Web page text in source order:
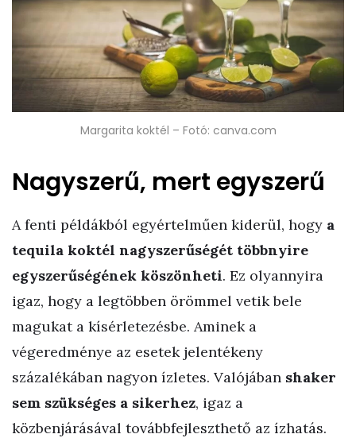
Margarita koktél – Fotó: canva.com
Nagyszerű, mert egyszerű
A fenti példákból egyértelműen kiderül, hogy a
tequila koktél nagyszerűségét többnyire
egyszerűségének köszönheti. Ez olyannyira
igaz, hogy a legtöbben örömmel vetik bele
magukat a kísérletezésbe. Aminek a
végeredménye az esetek jelentékeny
százalékában nagyon ízletes. Valójában shaker
sem szükséges a sikerhez, igaz a
közbenjárásával továbbfejleszthető az ízhatás.